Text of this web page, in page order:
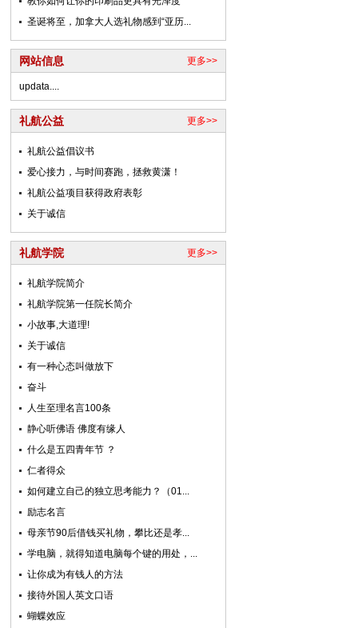
圣诞将至，加拿大人选礼物感到“亚历...
更多>>
网站信息
updata....
更多>>
礼航公益
礼航公益倡议书
爱心接力，与时间赛跑，拯救黄潇！
礼航公益项目获得政府表彰
关于诚信
更多>>
礼航学院
礼航学院简介
礼航学院第一任院长简介
小故事,大道理!
关于诚信
有一种心态叫做放下
奋斗
人生至理名言100条
静心听佛语 佛度有缘人
什么是五四青年节 ？
仁者得众
如何建立自己的独立思考能力？（01...
励志名言
母亲节90后借钱买礼物，攀比还是孝...
学电脑，就得知道电脑每个键的用处，...
让你成为有钱人的方法
接待外国人英文口语
蝴蝶效应